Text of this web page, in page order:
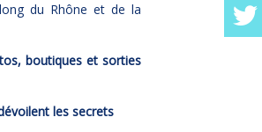
du Rhône et de la
boutiques et sorties
les secrets